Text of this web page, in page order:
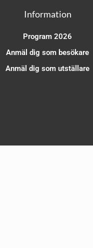
Information
Program 2026
Anmäl dig som besökare
Anmäl dig som utställare